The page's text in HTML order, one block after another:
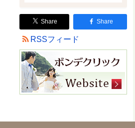
Share Share
RSSフィード